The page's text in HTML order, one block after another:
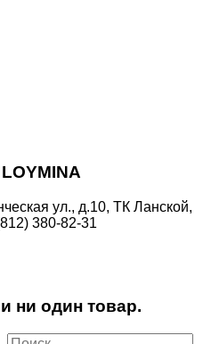
ул., д.10, ТК Ланской,
380-82-31
ни один товар.